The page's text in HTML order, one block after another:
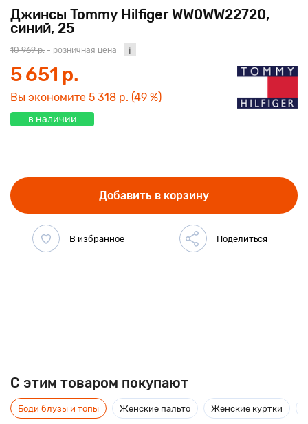
Джинсы Tommy Hilfiger WW0WW22720,
синий, 25
10 969 р. - розничная цена
5 651 р.
Вы экономите 5 318 р. (49 %)
в наличии
Добавить в корзину
C этим товаром покупают
Боди блузы и топы Женские пальто Женские куртки